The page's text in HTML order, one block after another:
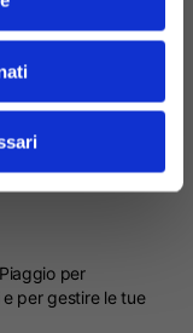
personali possono
quali titolari del
per
per gestire le tue